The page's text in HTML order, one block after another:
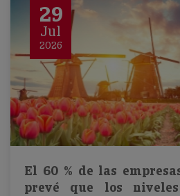
29
Jul
2026
El 60 % de las
prevé que los